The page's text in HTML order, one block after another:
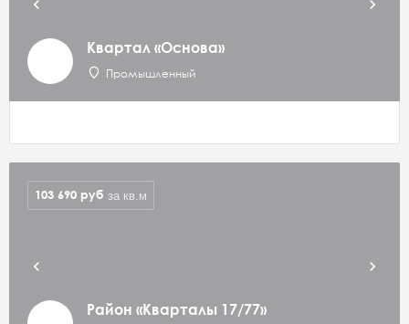
Квартал «Основа»
Промышленный
Район «Кварталы 17/77»
103 690 руб за кв.м